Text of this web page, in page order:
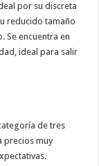
por su discreta
reducido tamaño
Se encuentra en
ideal para salir
de tres
precios muy